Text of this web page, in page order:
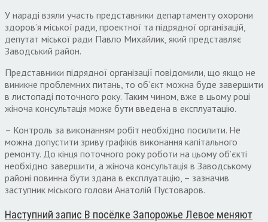
У нараді взяли участь представники департаменту охорони
здоров’я міської ради, проектної та підрядної організацій,
депутат міської ради Павло Михайлик, який представляє
Заводський район.
Представники підрядної організації повідомили, що якщо не
виникне проблемних питань, то об’єкт можна буде завершити
в листопаді поточного року. Таким чином, вже в цьому році
жіноча консультація може бути введена в експлуатацію.
– Контроль за виконанням робіт необхідно посилити. Не
можна допустити зриву графіків виконання капітального
ремонту. До кінця поточного року роботи на цьому об’єкті
необхідно завершити, а жіноча консультація в Заводському
районі повинна бути здана в експлуатацію, – зазначив
заступник міського голови Анатолій Пустоваров.
Наступний запис В посёлке Запорожье Левое меняют